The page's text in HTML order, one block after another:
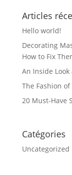
Articles
Hello world!
Decorating
How to Fix
An Inside Look
The Fashion
20 Must-Have
Catégories
Uncategorized